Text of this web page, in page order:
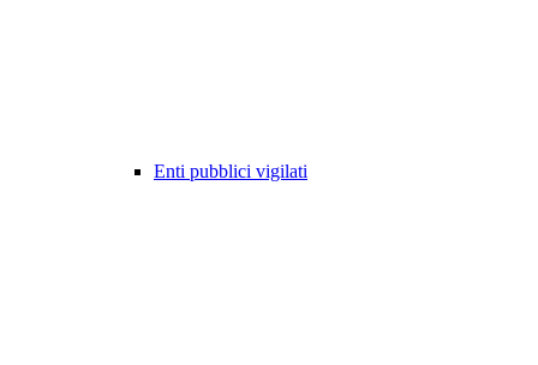
Enti pubblici vigilati